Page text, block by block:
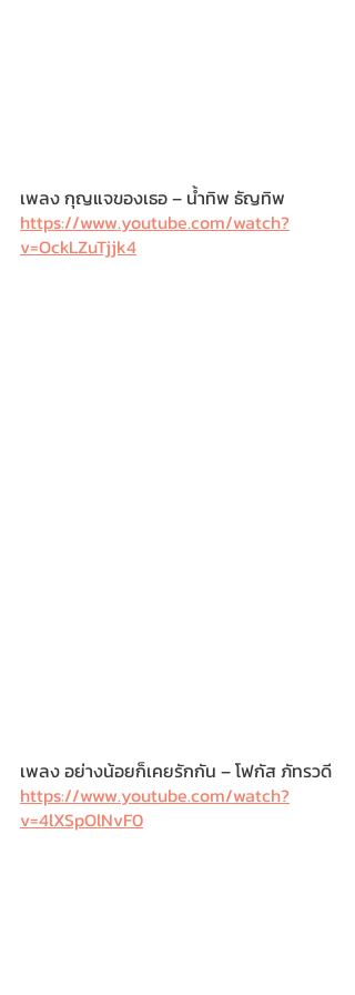
เพลง กุญแจของเธอ – น้ำทิพ ธัญทิพ
https://www.youtube.com/watch?
v=OckLZuTjjk4
เพลง อย่างน้อยก็เคยรักกัน – โฟกัส ภัทรวดี
https://www.youtube.com/watch?
v=4lXSpOlNvF0